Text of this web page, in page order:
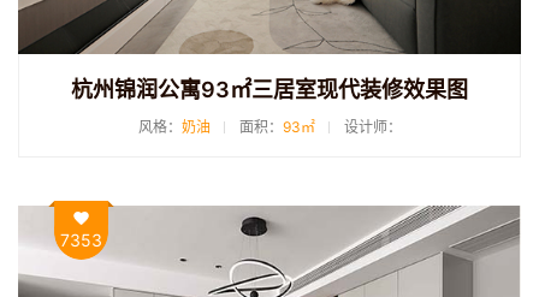
杭州锦润公寓93㎡三居室现代装修效果图
风格： 奶油 面积： 93㎡ 设计师：
7353